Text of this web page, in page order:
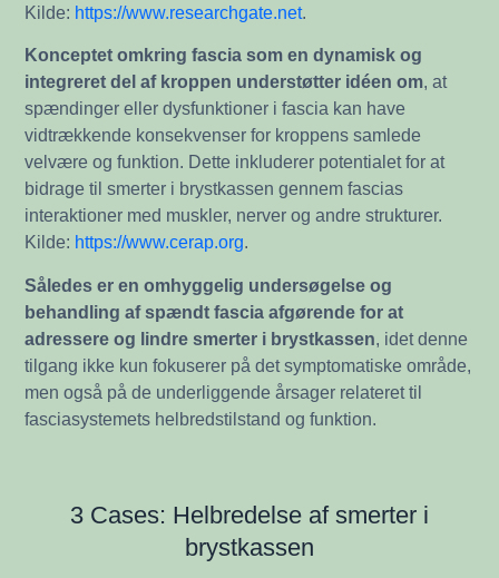
Kilde: https://www.researchgate.net.
Konceptet omkring fascia som en dynamisk og
integreret del af kroppen understøtter idéen om, at
spændinger eller dysfunktioner i fascia kan have
vidtrækkende konsekvenser for kroppens samlede
velvære og funktion. Dette inkluderer potentialet for at
bidrage til smerter i brystkassen gennem fascias
interaktioner med muskler, nerver og andre strukturer.
Kilde: https://www.cerap.org.
Således er en omhyggelig undersøgelse og
behandling af spændt fascia afgørende for at
adressere og lindre smerter i brystkassen, idet denne
tilgang ikke kun fokuserer på det symptomatiske område,
men også på de underliggende årsager relateret til
fasciasystemets helbredstilstand og funktion.
3 Cases: Helbredelse af smerter i
brystkassen